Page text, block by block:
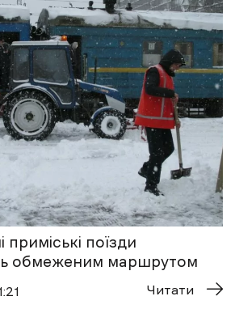
приміські поїзди
обмеженим маршрутом
Читати